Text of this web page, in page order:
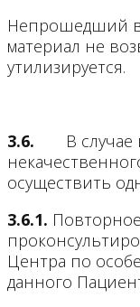
Непрошедший
материал не
утилизируется.
3.6. В
осуществить
3.6.1.
Центра по
данного